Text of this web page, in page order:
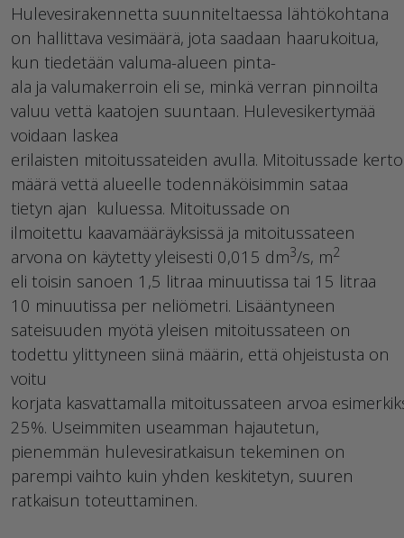
Hulevesirakennetta suunniteltaessa lähtökohtana
on hallittava vesimäärä, jota saadaan haarukoitua,
kun tiedetään valuma-alueen pinta-
ala ja valumakerroin eli se, minkä verran pinnoilta
valuu vettä kaatojen suuntaan. Hulevesikertymää
voidaan laskea
erilaisten mitoitussateiden avulla. Mitoitussade
määrä vettä alueelle todennäköisimmin sataa
tietyn ajan kuluessa. Mitoitussade on
ilmoitettu kaavamääräyksissä ja mitoitussateen
arvona on käytetty yleisesti 0,015 dm3/s, m2
eli toisin sanoen 1,5 litraa minuutissa tai 15 litraa
10 minuutissa per neliömetri. Lisääntyneen
sateisuuden myötä yleisen mitoitussateen on
todettu ylittyneen siinä määrin, että ohjeistusta on
voitu
korjata kasvattamalla mitoitussateen arvoa
25%. Useimmiten useamman hajautetun,
pienemmän hulevesiratkaisun tekeminen on
parempi vaihto kuin yhden keskitetyn, suuren
ratkaisun toteuttaminen.